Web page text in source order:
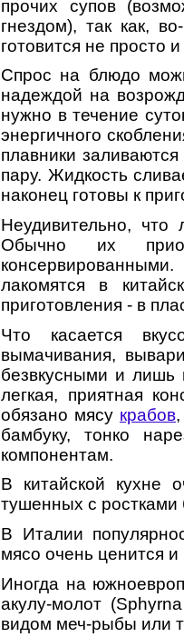
прочих супов
гнездом), так как,
готовится не просто
Спрос на блюдо
надеждой на
нужно в течение
энергичного
плавники
пару. Жидкость
наконец готовы к
Неудивительно, что
Обычно их
лакомятся в
приготовления - в
Что касается
вымачивания,
безвкусными и лишь
легкая, приятная
обязано мясу крабов
бамбуку, тонко
компонентам.
В китайской кухне
тушенных с ростками
В Италии
мясо очень ценится
Иногда на
акулу-молот
видом меч-рыбы или